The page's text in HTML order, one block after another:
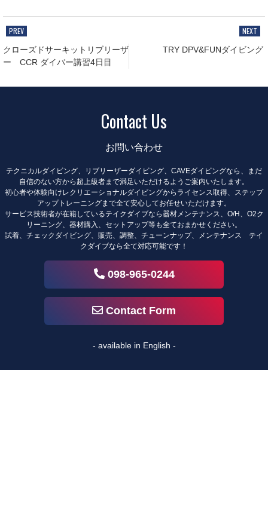
クローズドサーキットリブリーザ
ー CCR ダイバー講習4日目
TRY DPV&FUNダイビング
Contact Us
お問い合わせ
テクニカルダイビング、リブリーザーダイビング、CAVEダイビングなら、まだ
自信のない方から超上級者まで満足いただけるようご案内いたします。
初心者や体験向けレクリエーショナルダイビングからライセンス取得、ステップ
アップトレーニングまで全て安心してお任せいただけます。
サービス技術者が在籍しているテイクダイブなら器材メンテナンス、O/H、O2ク
リーニング、器材購入、セットアップ等も全ておまかせください。
試着、チェックダイビング、販売、調整、チューンナップ、メンテナンス テイ
クダイブなら全て対応可能です！
098-965-0244
Contact Form
- available in English -